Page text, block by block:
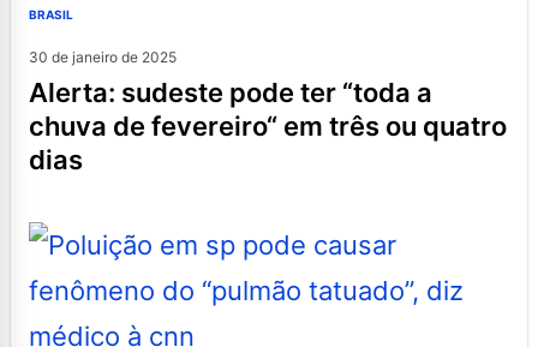
BRASIL
30 de janeiro de 2025
alerta: sudeste pode ter “toda a
chuva de fevereiro“ em três ou quatro
dias